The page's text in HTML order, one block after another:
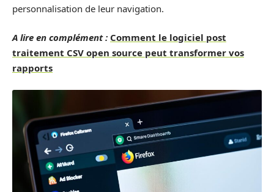
personnalisation de leur navigation.
A lire en complément : Comment le logiciel post
traitement CSV open source peut transformer vos
rapports